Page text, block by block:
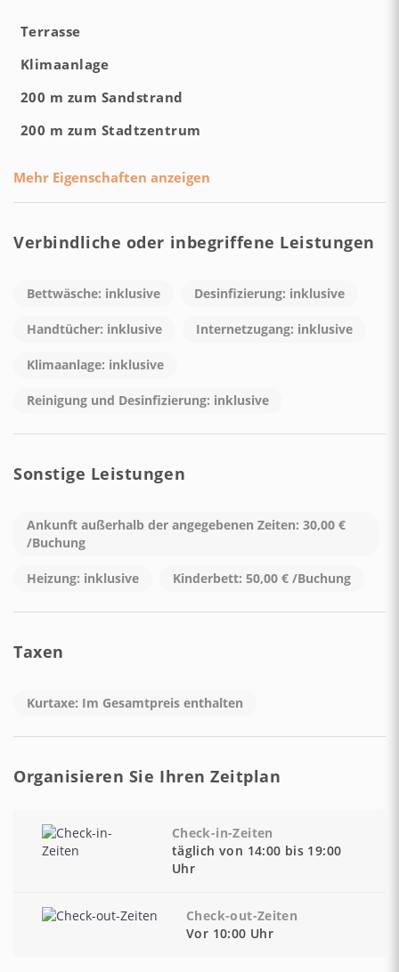
Terrasse
Klimaanlage
200 m zum Sandstrand
200 m zum Stadtzentrum
Mehr Eigenschaften anzeigen
Verbindliche oder inbegriffene Leistungen
Bettwäsche: inklusive Desinfizierung: inklusive
Handtücher: inklusive Internetzugang: inklusive
Klimaanlage: inklusive
Reinigung und Desinfizierung: inklusive
Sonstige Leistungen
Ankunft außerhalb der angegebenen Zeiten: 30,00 €
/Buchung
Heizung: inklusive Kinderbett: 50,00 € /Buchung
Taxen
Kurtaxe: Im Gesamtpreis enthalten
Organisieren Sie Ihren Zeitplan
Check-in-Zeiten
täglich von 14:00 bis 19:00
Uhr
Check-out-Zeiten
Vor 10:00 Uhr